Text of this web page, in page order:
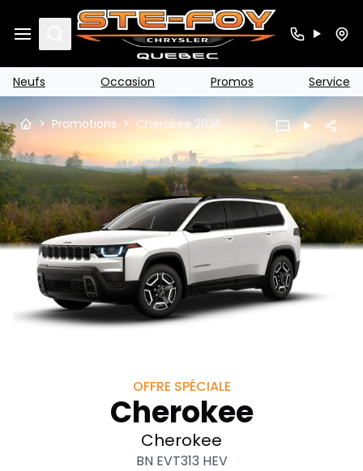
Search
Neufs Occasion Promos Service
> Promotions > Cherokee 2026
OFFRE SPÉCIALE
Cherokee
Cherokee
BN EVT313 HEV